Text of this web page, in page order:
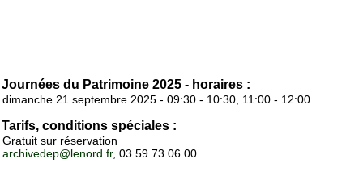
Journées du Patrimoine 2025 - horaires :
dimanche 21 septembre 2025 - 09:30 - 10:30, 11:00 - 12:00
Tarifs, conditions spéciales :
Gratuit sur réservation
archivedep@lenord.fr, 03 59 73 06 00